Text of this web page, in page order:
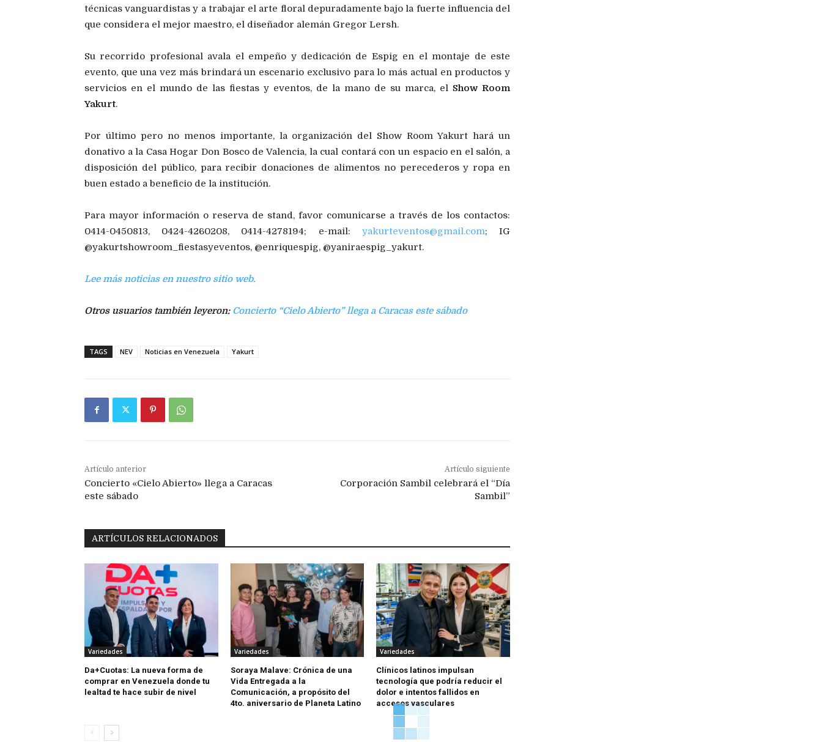
técnicas vanguardistas y a trabajar el arte floral depuradamente bajo la fuerte influencia del
que considera el mejor maestro, el diseñador alemán Gregor Lersh.
Su recorrido profesional avala el empeño y dedicación de Espig en el montaje de este
evento, que una vez más brindará un escenario exclusivo para lo más actual en productos y
servicios en el mundo de las fiestas y eventos, de la mano de su marca, el Show Room
Yakurt.
Por último pero no menos importante, la organización del Show Room Yakurt hará un
donativo a la Casa Hogar Don Bosco de Valencia, la cual contará con un espacio en el salón, a
disposición del público, para recibir donaciones de alimentos no perecederos y ropa en
buen estado a beneficio de la institución.
Para mayor información o reserva de stand, favor comunicarse a través de los contactos:
0414-0450813, 0424-4260208, 0414-4278194; e-mail: yakurteventos@gmail.com; IG
@yakurtshowroom_fiestasyeventos, @enriquespig, @yaniraespig_yakurt.
Lee más noticias en nuestro sitio web.
Otros usuarios también leyeron: Concierto “Cielo Abierto” llega a Caracas este sábado
TAGS NEV Noticias en Venezuela Yakurt
Artículo anterior
Concierto «Cielo Abierto» llega a Caracas
este sábado
Artículo siguiente
Corporación Sambil celebrará el “Día
Sambil”
ARTÍCULOS RELACIONADOS
Variedades
Da+Cuotas: La nueva forma de
comprar en Venezuela donde tu
lealtad te hace subir de nivel
Variedades
Soraya Malave: Crónica de una
Vida Entregada a la
Comunicación, a propósito del
4to. aniversario de Planeta Latino
Variedades
Clínicos latinos impulsan
tecnología que podría reducir el
dolor e intentos fallidos en
accesos vasculares